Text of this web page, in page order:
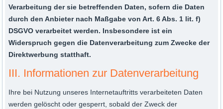
Verarbeitung der sie betreffenden Daten, sofern die Daten
durch den Anbieter nach Maßgabe von Art. 6 Abs. 1 lit. f)
DSGVO verarbeitet werden. Insbesondere ist ein
Widerspruch gegen die Datenverarbeitung zum Zwecke der
Direktwerbung statthaft.
III. Informationen zur Datenverarbeitung
Ihre bei Nutzung unseres Internetauftritts verarbeiteten Daten
werden gelöscht oder gesperrt, sobald der Zweck der